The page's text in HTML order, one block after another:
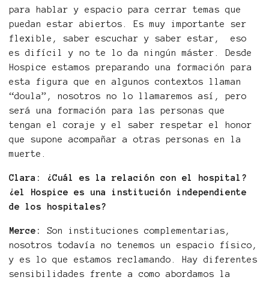
para hablar y espacio para cerrar temas que
puedan estar abiertos. Es muy importante ser
flexible, saber escuchar y saber estar, eso
es difícil y no te lo da ningún máster. Desde
Hospice estamos preparando una formación para
esta figura que en algunos contextos llaman
“doula”, nosotros no lo llamaremos así, pero
será una formación para las personas que
tengan el coraje y el saber respetar el honor
que supone acompañar a otras personas en la
muerte.
Clara: ¿Cuál es la relación con el hospital?
¿el Hospice es una institución independiente
de los hospitales?
Merce:
Son instituciones complementarias,
nosotros todavía no tenemos un espacio físico,
y es lo que estamos reclamando. Hay diferentes
sensibilidades frente a como abordamos la